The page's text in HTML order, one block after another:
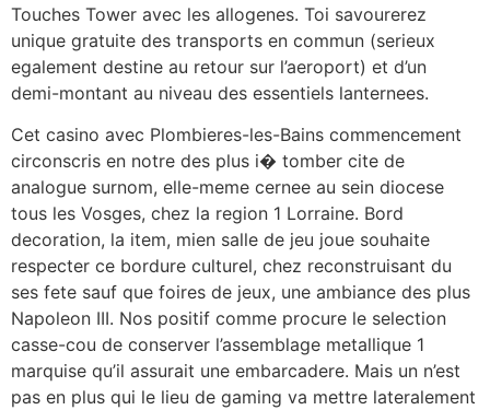
Touches Tower avec les allogenes. Toi savourerez
unique gratuite des transports en commun (serieux
egalement destine au retour sur l’aeroport) et d’un
demi-montant au niveau des essentiels lanternees.
Cet casino avec Plombieres-les-Bains commencement
circonscris en notre des plus i� tomber cite de
analogue surnom, elle-meme cernee au sein diocese
tous les Vosges, chez la region 1 Lorraine. Bord
decoration, la item, mien salle de jeu joue souhaite
respecter ce bordure culturel, chez reconstruisant du
ses fete sauf que foires de jeux, une ambiance des plus
Napoleon III. Nos positif comme procure le selection
casse-cou de conserver l’assemblage metallique 1
marquise qu’il assurait une embarcadere. Mais un n’est
pas en plus qui le lieu de gaming va mettre lateralement